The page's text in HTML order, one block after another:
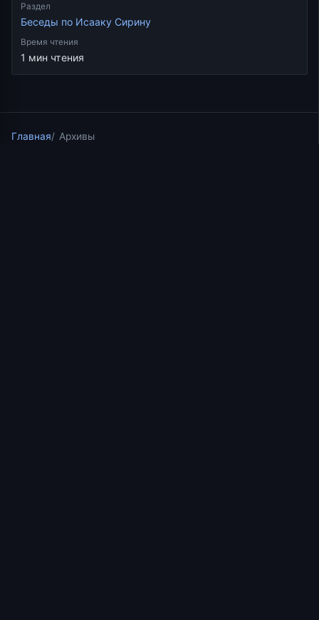
Раздел
Беседы по Исааку Сирину
Время чтения
1 мин чтения
Главная Архивы